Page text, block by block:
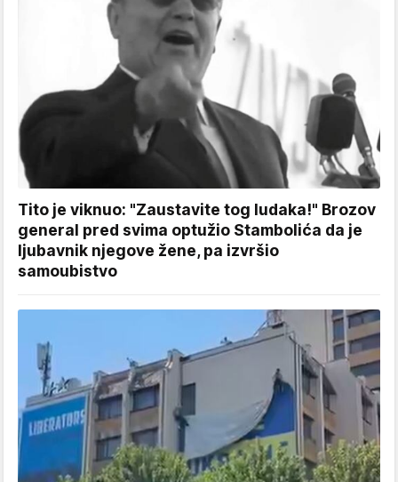
Tito je viknuo: "Zaustavite tog ludaka!" Brozov
general pred svima optužio Stambolića da je
ljubavnik njegove žene, pa izvršio
samoubistvo